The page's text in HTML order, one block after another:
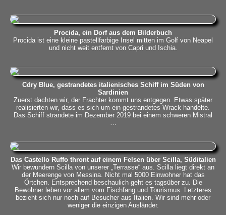
Procida, ein Dorf aus dem Bilderbuch
Procida ist eine kleine pastellfarbige Insel mitten im Golf von Neapel
und nicht weit entfernt von Capri und Ischia.
Cdry Blue, gestrandetes italienisches Schiff im Süden von
Sardinien
Zuerst dachten wir, der Frachter kommt uns entgegen. Etwas später
realisierten wir, dass es sich um ein gestrandetes Wrack handelte.
Das Schiff strandete im Dezember 2019 bei einem schweren Mistral
Das Castello Ruffo thront auf einem Felsen über Scilla, Süditalien
Wir bewundern Scilla von unserer „Terrasse“ aus. Scilla liegt direkt an
der Meerenge von Messina. Nicht mal 5000 Einwohner hat das
Örtchen. Entsprechend beschaulich geht es tagsüber zu. Die
Bewohner leben vor allem vom Fischfang und Tourismus. Letzteres
bezieht sich nur noch auf Besucher aus Italien. Wir sind mehr oder
weniger die einzigen Ausländer.